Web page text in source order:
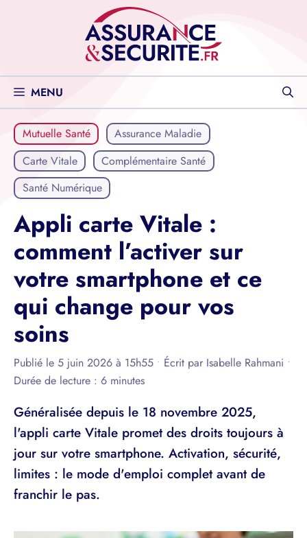
MENU
Mutuelle Santé
Assurance Maladie
Carte Vitale
Complémentaire Santé
Santé Numérique
Appli carte Vitale :
comment l’activer sur
votre smartphone et ce
qui change pour vos
soins
Publié le 5 juin 2026 à 15h55 • Écrit par Isabelle Rahmani •
Durée de lecture : 6 minutes
Généralisée depuis le 18 novembre 2025,
l'appli carte Vitale promet des droits toujours à
jour sur votre smartphone. Activation, sécurité,
limites : le mode d'emploi complet avant de
franchir le pas.